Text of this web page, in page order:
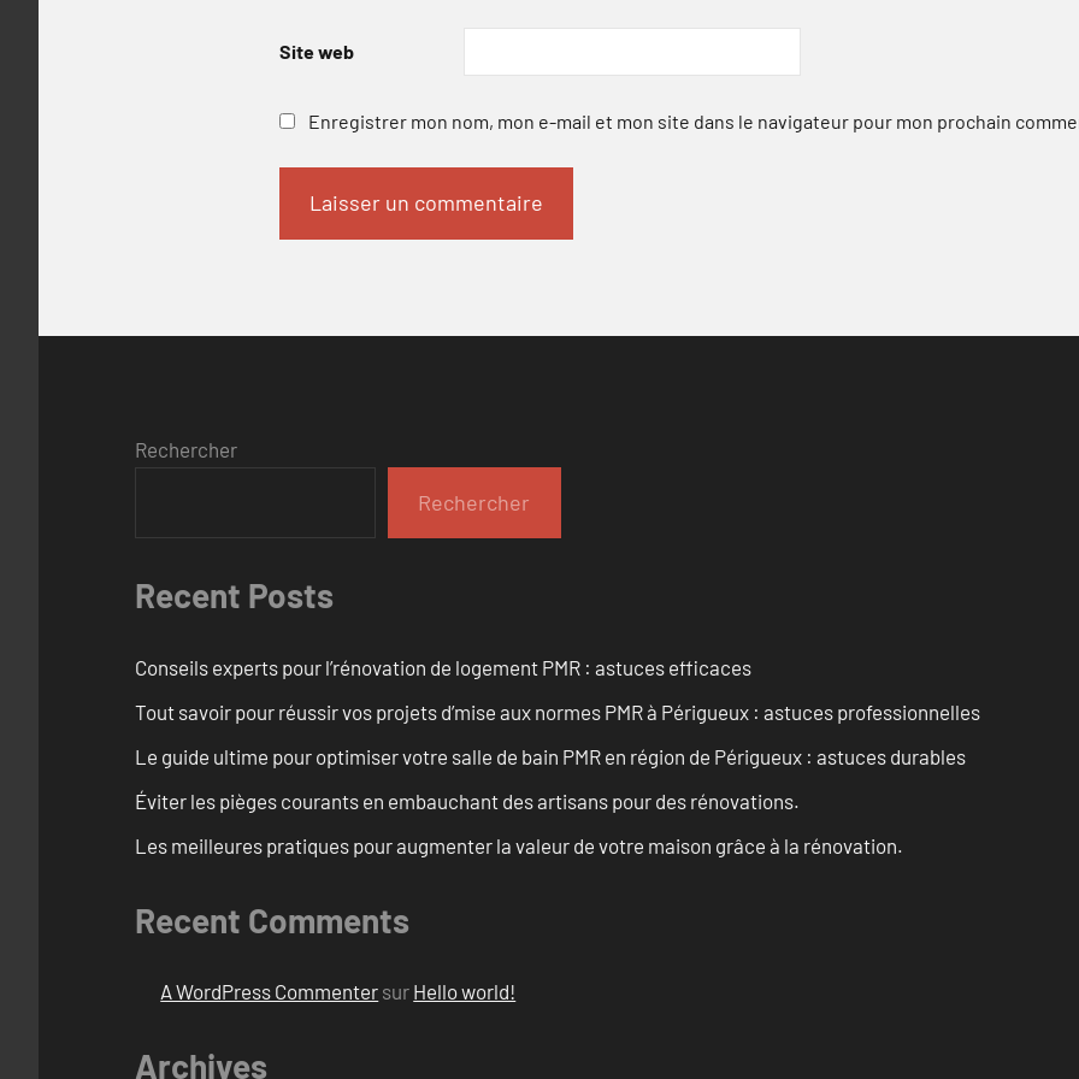
Site web
Enregistrer mon nom, mon e-mail et mon site dans le navigateur pour mon prochain
Rechercher
Rechercher
Recent Posts
Conseils experts pour l’rénovation de logement PMR : astuces efficaces
Tout savoir pour réussir vos projets d’mise aux normes PMR à Périgueux : astuces professionnelles
Le guide ultime pour optimiser votre salle de bain PMR en région de Périgueux : astuces durables
Éviter les pièges courants en embauchant des artisans pour des rénovations.
Les meilleures pratiques pour augmenter la valeur de votre maison grâce à la rénovation.
Recent Comments
A WordPress Commenter sur Hello world!
Archives